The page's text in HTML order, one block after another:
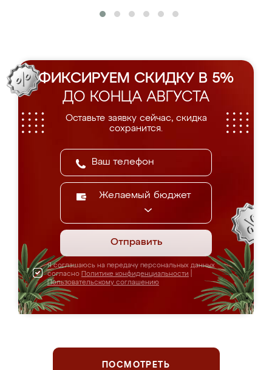
ФИКСИРУЕМ СКИДКУ В 5%
ДО КОНЦА АВГУСТА
Оставьте заявку сейчас, скидка
сохранится.
Желаемый бюджет
Отправить
Я соглашаюсь на передачу персональных данных
согласно Политике конфиденциальности
Пользовательскому соглашению
ПОСМОТРЕТЬ